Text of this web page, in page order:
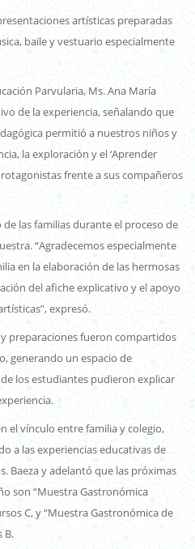
artísticas preparadas
baile y vestuario especialmente
Parvularia, Ms. Ana María
de la experiencia, señalando que
permitió a nuestros niños y
la exploración y el ‘Aprender
frente a sus compañeros
las familias durante el proceso de
“Agradecemos especialmente
en la elaboración de las hermosas
del afiche explicativo y el apoyo
expresó.
preparaciones fueron compartidos
generando un espacio de
los estudiantes pudieron explicar
el vínculo entre familia y colegio,
a las experiencias educativas de
Baeza y adelantó que las próximas
son “Muestra Gastronómica
C, y “Muestra Gastronómica de
B.